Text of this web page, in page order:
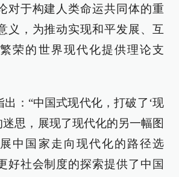
对于构建人类命运共同体的重
义，为推动实现和平发展、互
荣的世界现代化提供理论支
出：“中国式现代化，打破了‘现
迷思，展现了现代化的另一幅图
中国家走向现代化的路径选
好社会制度的探索提供了中国